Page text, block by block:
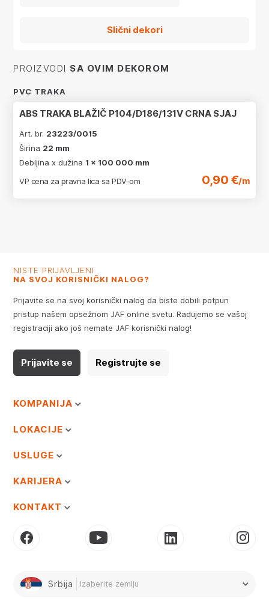
Slični dekori
PROIZVODI SA OVIM DEKOROM
PVC TRAKA
ABS TRAKA BLAŽIČ P104/D186/131V CRNA SJAJ
Art. br. 23223/0015
Širina 22 mm
Debljina x dužina 1 x 100 000 mm
VP cena za pravna lica sa PDV-om
0,90 €/m
NISTE PRIJAVLJENI
NA SVOJ KORISNIČKI NALOG?
Prijavite se na svoj korisnički nalog da biste dobili potpun
pristup našem opsežnom JAF online svetu. Radujemo se vašoj
registraciji ako još nemate JAF korisnički nalog!
Prijavite se Registrujte se
KOMPANIJA
LOKACIJE
USLUGE
KARIJERA
KONTAKT
Srbija Izaberite zemlju